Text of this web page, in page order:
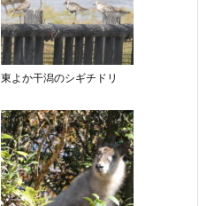
東よか干潟のシギチドリ